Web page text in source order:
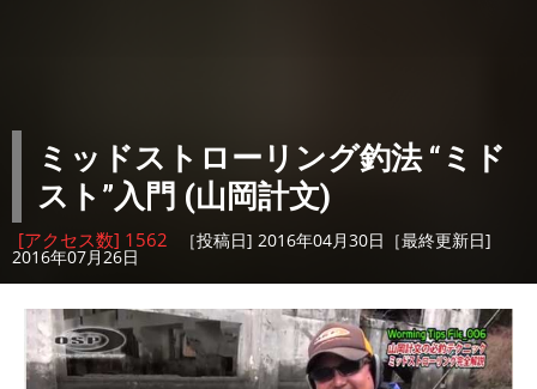
ミッドストローリング釣法 “ミド
スト”入門 (山岡計文)
[アクセス数] 1562 ［投稿日] 2016年04月30日［最終更新日]
2016年07月26日